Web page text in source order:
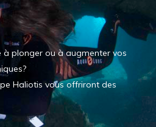
à plonger ou à augmenter vos
Haliotis vous offriront des